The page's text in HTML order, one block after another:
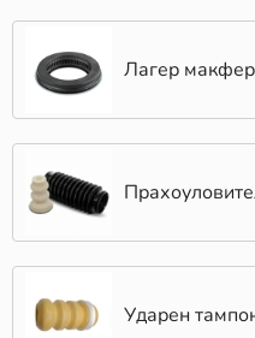
направите правилния
улесняваме този
платформа, която ви
намерите точните
въведете марката,
автомобила си, за да
продукти и категории.
При избора на
фактора, които може да
Съвместимост с
Seat
Лагер
Ударен